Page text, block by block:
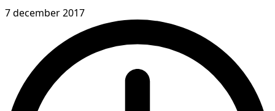
7 december 2017